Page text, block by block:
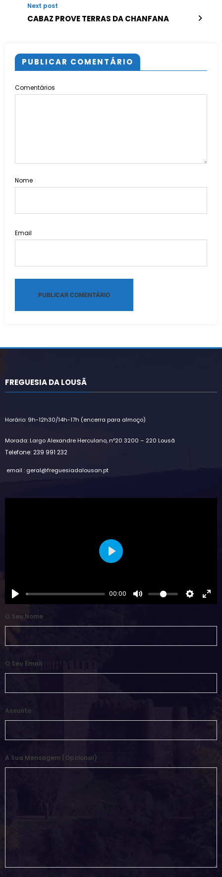
Next post
CABAZ PROVE TERRAS DA CHANFANA
PUBLICAR COMENTÁRIO
Comentários
Nome
Email
FREGUESIA DA LOUSÃ
Horário: 9h-12h30/14h-17h (encerra para almoço)
Morada: Largo Alexandre Herculano, nº20 3200 – 220 Lousã
Telefone: 239 991 232
email : geral@freguesiadalousan.pt
00:00
Play
O Seu Nome
O Seu Email
Assunto
A Sua Mensagem (opcional)